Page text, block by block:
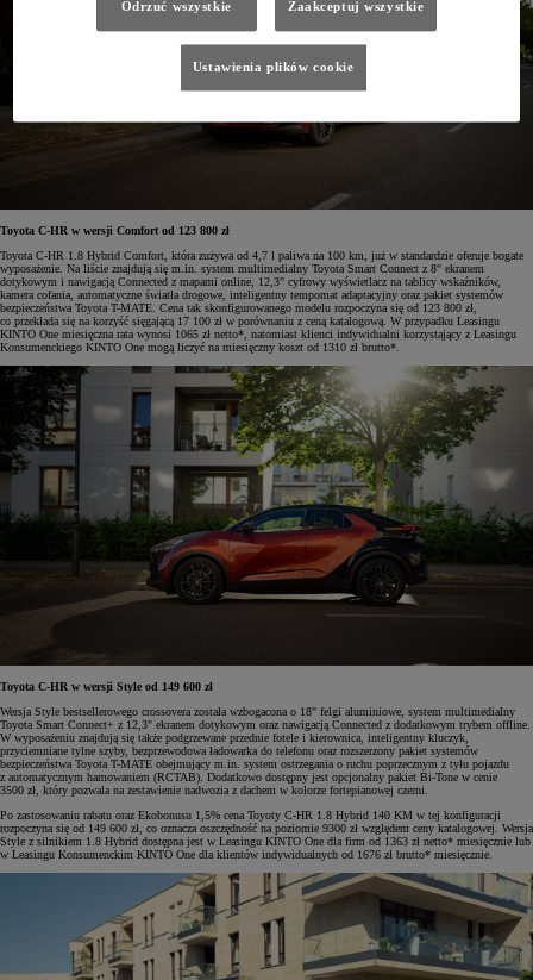
Toyota C-HR w wersji Comfort od 123 800 zł
Toyota C-HR 1.8 Hybrid Comfort, która zużywa od 4,7 l paliwa na 100 km, już w standardzie oferuje bogate
wyposażenie. Na liście znajdują się m.in. system multimedialny Toyota Smart Connect z 8" ekranem
dotykowym i nawigacją Connected z mapami online, 12,3" cyfrowy wyświetlacz na tablicy wskaźników,
kamera cofania, automatyczne światła drogowe, inteligentny tempomat adaptacyjny oraz pakiet systemów
bezpieczeństwa Toyota T-MATE. Cena tak skonfigurowanego modelu rozpoczyna się od 123 800 zł,
co przekłada się na korzyść sięgającą 17 100 zł w porównaniu z ceną katalogową. W przypadku Leasingu
KINTO One miesięczna rata wynosi 1065 zł netto*, natomiast klienci indywidualni korzystający z Leasingu
Konsumenckiego KINTO One mogą liczyć na miesięczny koszt od 1310 zł brutto*.
Toyota C-HR w wersji Style od 149 600 zł
Wersja Style bestsellerowego crossovera została wzbogacona o 18" felgi aluminiowe, system multimedialny
Toyota Smart Connect+ z 12,3" ekranem dotykowym oraz nawigacją Connected z dodatkowym trybem offline.
W wyposażeniu znajdują się także podgrzewane przednie fotele i kierownica, inteligentny kluczyk,
przyciemniane tylne szyby, bezprzewodowa ładowarka do telefonu oraz rozszerzony pakiet systemów
bezpieczeństwa Toyota T-MATE obejmujący m.in. system ostrzegania o ruchu poprzecznym z tyłu pojazdu
z automatycznym hamowaniem (RCTAB). Dodatkowo dostępny jest opcjonalny pakiet Bi-Tone w cenie
3500 zł, który pozwala na zestawienie nadwozia z dachem w kolorze fortepianowej czerni.
Po zastosowaniu rabatu oraz Ekobonusu 1,5% cena Toyoty C-HR 1.8 Hybrid 140 KM w tej konfiguracji
rozpoczyna się od 149 600 zł, co oznacza oszczędność na poziomie 9300 zł względem ceny katalogowej. Wersja
Style z silnikiem 1.8 Hybrid dostępna jest w Leasingu KINTO One dla firm od 1363 zł netto* miesięcznie lub
w Leasingu Konsumenckim KINTO One dla klientów indywidualnych od 1676 zł brutto* miesięcznie.
Odrzuć wszystkie Zaakceptuj wszystkie
Ustawienia plików cookie